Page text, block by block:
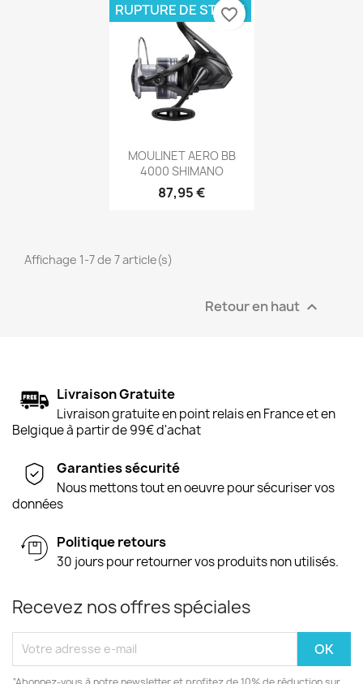
Aperçu rapide
MOULINET AERO BB
4000 SHIMANO
87,95 €
RUPTURE DE STOCK
favorite_border
Affichage 1-7 de 7 article(s)
Retour en haut 
Livraison Gratuite
Livraison gratuite en point relais en France et en
Belgique à partir de 99€ d'achat
Garanties sécurité
Nous mettons tout en oeuvre pour sécuriser vos
données
Politique retours
30 jours pour retourner vos produits non utilisés.
Recevez nos offres spéciales